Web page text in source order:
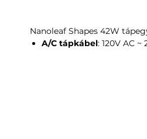
Nanoleaf Shapes 42W
A/C tápkábel: 120V AC ~